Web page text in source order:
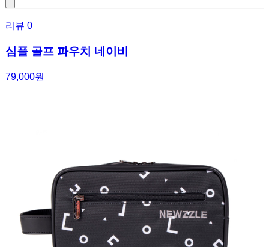
리뷰 0
심플 골프 파우치 네이비
79,000원